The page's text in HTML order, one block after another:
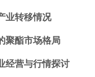
业转移情况
聚酯市场格局
经营与行情探讨